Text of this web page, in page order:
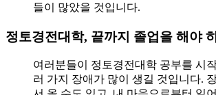
들이 많았을 것입니다.
정토경전대학, 끝까지 졸업을 해야
여러분들이 정토경전대학 공부를 시
러 가지 장애가 많이 생길 것입니다.